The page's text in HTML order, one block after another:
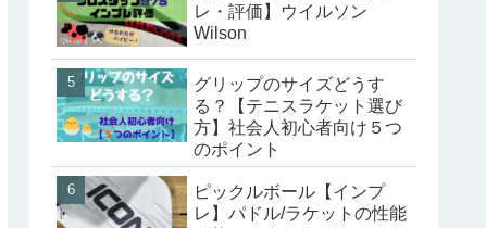
レ・評価】ウイルソン
Wilson
グリップのサイズどうす
る？【テニスラケット選び
方】社会人初心者向け５つ
のポイント
ピックルボール【インプ
レ】パドル/ラケットの性能